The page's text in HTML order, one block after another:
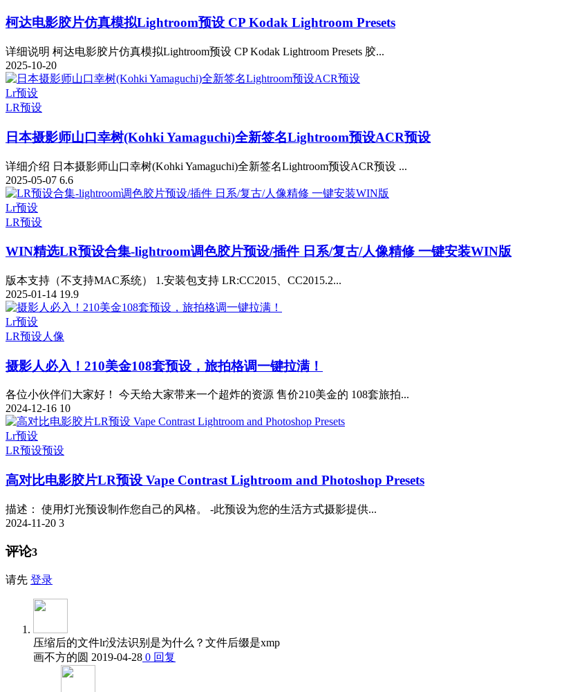
柯达电影胶片仿真模拟Lightroom预设 CP Kodak Lightroom Presets
详细说明 柯达电影胶片仿真模拟Lightroom预设 CP Kodak Lightroom Presets 胶...
2025-10-20
Lr预设
LR预设
日本摄影师山口幸树(Kohki Yamaguchi)全新签名Lightroom预设ACR预设
详细介绍 日本摄影师山口幸树(Kohki Yamaguchi)全新签名Lightroom预设ACR预设 ...
2025-05-07 6.6
Lr预设
LR预设
WIN精选LR预设合集-lightroom调色胶片预设/插件 日系/复古/人像精修 一键安装WIN版
版本支持（不支持MAC系统） 1.安装包支持 LR:CC2015、CC2015.2...
2025-01-14 19.9
Lr预设
LR预设人像
摄影人必入！210美金108套预设，旅拍格调一键拉满！
​各位小伙伴们大家好！ 今天给大家带来一个超炸的资源 售价210美金的 108套旅拍...
2024-12-16 10
Lr预设
LR预设预设
高对比电影胶片LR预设 Vape Contrast Lightroom and Photoshop Presets
描述： 使用灯光预设制作您自己的风格。 -此预设为您的生活方式摄影提供...
2024-11-20 3
评论3
请先 登录
压缩后的文件lr没法识别是为什么？文件后缀是xmp
画不方的圆 2019-04-28 0 回复